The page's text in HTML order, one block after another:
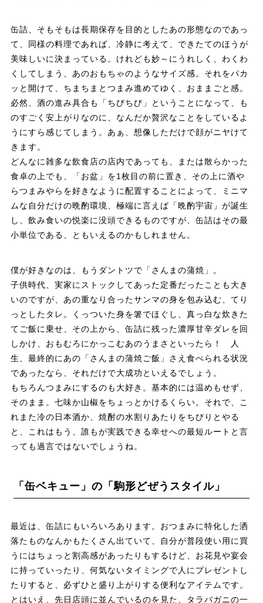
缶詰、そもそもは長期保存を目的としたあの形態なのであっ
て、同様の料理であれば、冷静に考えて、できたてのほうが
美味しいに決まっている。けれども妙～にうれしく、わくわ
くしてしまう、あのおもちゃのようなサイズ感。それをパカ
ッと開けて、ちまちまとつまみ進めてゆく、おままごと感。
必然、酒の進み具合も「ちびちび」ということになって、も
のすごく安上がりなのに、なんだか贅沢なことをしているよ
うにすら感じてしまう。あぁ、想像しただけで顔がニヤけて
きます。
どんなに雑多な飲食店の店内であっても、または散らかった
食卓の上でも、「お盆」を1枚目の前に置き、その上に酒や
らつまみやらを好きなように配置することによって、ミニマ
ムな自分だけの晩酌環境、極端に言えば「晩酌宇宙」が誕生
し、飲み食いの悦楽に没頭できるものですが、缶詰はその最
小単位である、ともいえるのかもしれません。
僕が好きなのは、もうダントツで「さんまの蒲焼」。
子供時代、実家にストックしてあった定番だったことも大き
いのですが、あの重なり合ったサンマの身を包み込む、てり
っとしたタレ。くっついた身を箸でほぐし、真っ白な炊きた
てご飯に乗せ、その上から、缶詰に残った濃厚甘辛ダレを回
しかけ、おもむろにかっこむあのうまさといったら！ 人
生、最終的にあの「さんまの蒲焼ご飯」さえ食べられる状況
であったなら、それだけで大成功といえるでしょう。
もちろんつまみにするのも大好き。基本的には温めもせず、
そのまま。七味か山椒をちょっとかけるくらい。それで、こ
れまた冷の日本酒か、焼酎の水割りあたりをちびりとやる
と、これはもう、誰もが実践できる幸せへの最短ルートと言
っても過言ではないでしょうね。
「缶ベキュー」の「駒形どぜうスタイル」
最近は、缶詰にもいろいろあります。おつまみに特化した洒
落たものなんかもたくさん出ていて、自分が普段使い用に買
うにはちょっと割高感があったりもするけど、お花見や宴会
に持っていったり、何気ないタイミングで人にプレゼントし
たりすると、必ずひと盛り上がりする便利なアイテムです。
とはいえ、先日店頭に並んでいるのを見た、タラバガニの一